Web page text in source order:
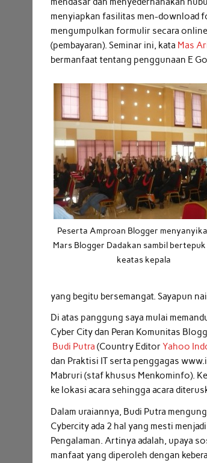
menyiapkan fasilitas men-download
mengumpulkan formulir secara
(pembayaran). Seminar ini, kata Mas
bermanfaat tentang penggunaan E
Peserta Amproan Blogger
Mars Blogger Dadakan sambil
keatas kepala
yang begitu bersemangat. Sayapun
Di atas panggung saya mulai
Cyber City dan Peran Komunitas
Budi Putra (Country EditorYahoo
dan Praktisi IT serta penggagas
Mabruri (staf khusus Menkominfo).
ke lokasi acara sehingga acara
Dalam uraiannya, Budi Putra
Cybercity ada 2 hal yang mesti
Pengalaman. Artinya adalah, upaya
manfaat yang diperoleh dengan